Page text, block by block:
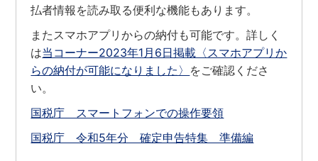
払者情報を読み取る便利な機能もあります。
またスマホアプリからの納付も可能です。詳しく
は当コーナー2023年1月6日掲載〈スマホアプリか
らの納付が可能になりました〉 をご確認くださ
い。
国税庁 スマートフォンでの操作要領
国税庁 令和5年分 確定申告特集 準備編